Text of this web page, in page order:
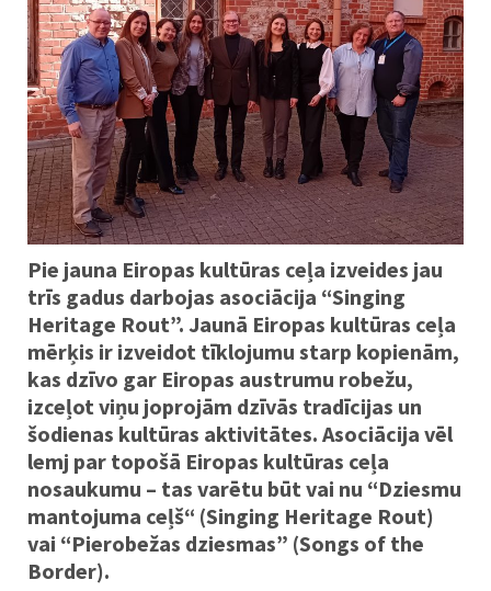
Pie jauna Eiropas kultūras ceļa izveides jau
trīs gadus darbojas asociācija “Singing
Heritage Rout”. Jaunā Eiropas kultūras ceļa
mērķis ir izveidot tīklojumu starp kopienām,
kas dzīvo gar Eiropas austrumu robežu,
izceļot viņu joprojām dzīvās tradīcijas un
šodienas kultūras aktivitātes. Asociācija vēl
lemj par topošā Eiropas kultūras ceļa
nosaukumu – tas varētu būt vai nu “Dziesmu
mantojuma ceļš“ (Singing Heritage Rout)
vai “Pierobežas dziesmas” (Songs of the
Border).